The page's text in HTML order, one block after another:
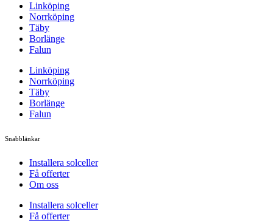
Linköping
Norrköping
Täby
Borlänge
Falun
Linköping
Norrköping
Täby
Borlänge
Falun
Snabblänkar
Installera solceller
Få offerter
Om oss
Installera solceller
Få offerter